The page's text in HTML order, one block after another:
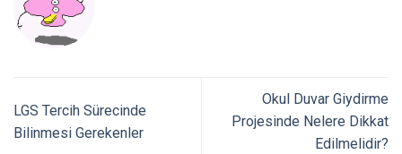
LGS Tercih Sürecinde
Bilinmesi Gerekenler
Okul Duvar Giydirme
Projesinde Nelere Dikkat
Edilmelidir?